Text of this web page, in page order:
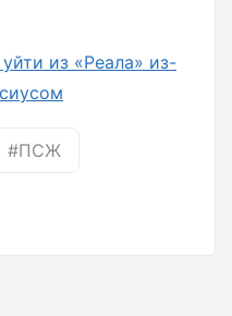
из «Реала» из-
#ПСЖ